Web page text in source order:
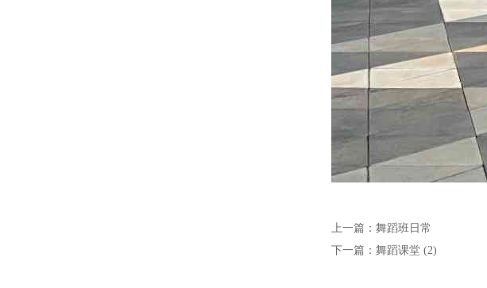
上一篇： 舞蹈班日常
下一篇： 舞蹈课堂 (2)